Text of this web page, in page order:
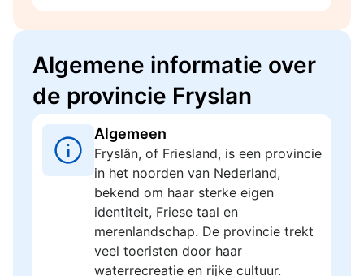
Algemene informatie over
de provincie Fryslan
Algemeen
Fryslân, of Friesland, is een provincie
in het noorden van Nederland,
bekend om haar sterke eigen
identiteit, Friese taal en
merenlandschap. De provincie trekt
veel toeristen door haar
waterrecreatie en rijke cultuur.